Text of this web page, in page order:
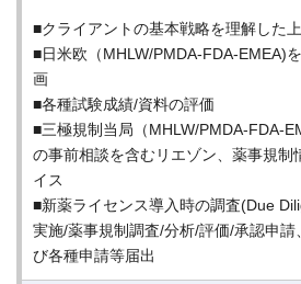
■クライアントの基本戦略を理解した
■日米欧（MHLW/PMDA-FDA-EMEA)
画
■各種試験成績/資料の評価
■三極規制当局（MHLW/PMDA-FDA-
の事前相談を含むリエゾン、薬事規制
イス
■新薬ライセンス導入時の調査(Due
実施/薬事規制調査/分析/評価/承認申請
び各種申請等届出